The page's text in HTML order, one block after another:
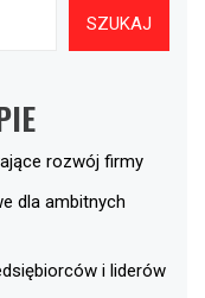
SZUKAJ
rozwój firmy
dla ambitnych
i liderów